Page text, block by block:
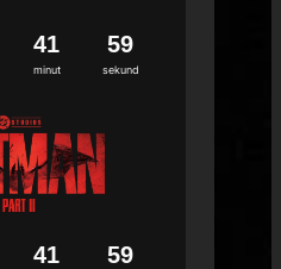
minut
41
sekund
58
41 58